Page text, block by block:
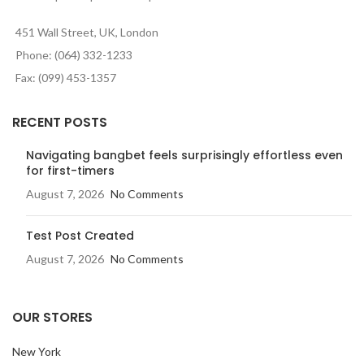
451 Wall Street, UK, London
Phone: (064) 332-1233
Fax: (099) 453-1357
RECENT POSTS
Navigating bangbet feels surprisingly effortless even
for first-timers
August 7, 2026 No Comments
Test Post Created
August 7, 2026 No Comments
OUR STORES
New York